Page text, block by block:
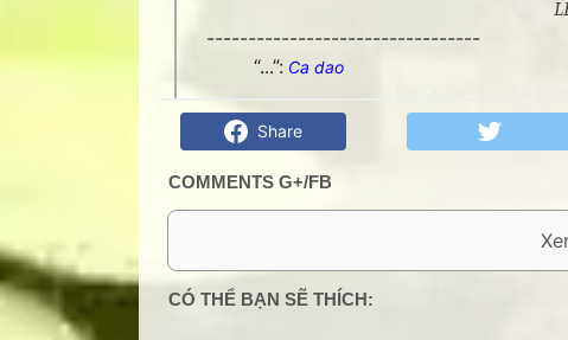
---------------------------------
“...”: Ca dao
Share
COMMENTS G+/FB
0 Comment:
CÓ THỂ BẠN SẼ THÍCH: